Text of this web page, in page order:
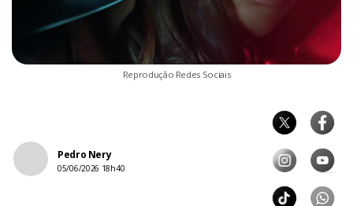
Reprodução Redes Sociais
Pedro Nery
05/06/2026 18h40